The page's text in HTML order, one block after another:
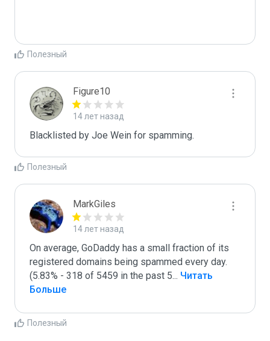
Полезный
Figure10
14 лет назад
Blacklisted by Joe Wein for spamming.
Полезный
MarkGiles
14 лет назад
On average, GoDaddy has a small fraction of its
registered domains being spammed every day.
(5.83% - 318 of 5459 in the past 5... Читать
Больше
Полезный